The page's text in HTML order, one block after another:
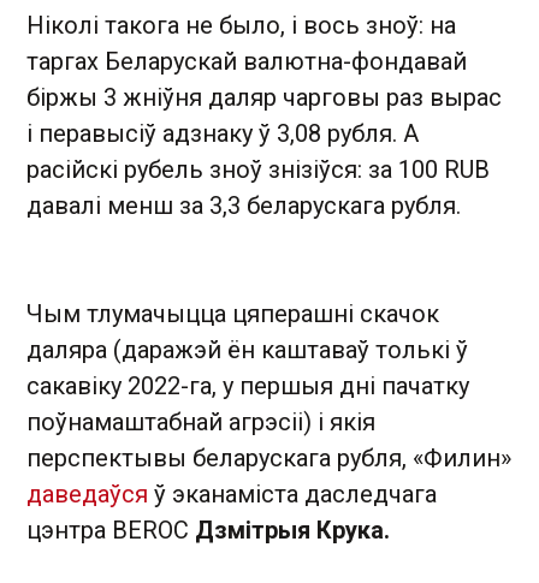
Ніколі такога не было, і вось зноў: на
таргах Беларускай валютна-фондавай
біржы 3 жніўня даляр чарговы раз вырас
і перавысіў адзнаку ў 3,08 рубля. А
расійскі рубель зноў знізіўся: за 100 RUB
давалі менш за 3,3 беларускага рубля.
Чым тлумачыцца цяперашні скачок
даляра (даражэй ён каштаваў толькі ў
сакавіку 2022-га, у першыя дні пачатку
поўнамаштабнай агрэсіі) і якія
перспектывы беларускага рубля, «Филин»
даведаўся ў эканаміста даследчага
цэнтра BEROC Дзмітрыя Крука.